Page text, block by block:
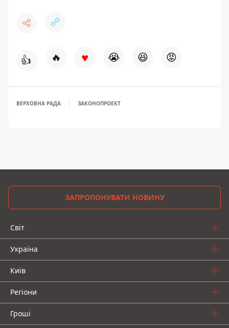
👍 🔥 ♥ 😭 😆 😡
ВЕРХОВНА РАДА ЗАКОНОПРОЕКТ
ЗАПРОПОНУВАТИ НОВИНУ
Світ
Україна
Київ
Регіони
Гроші